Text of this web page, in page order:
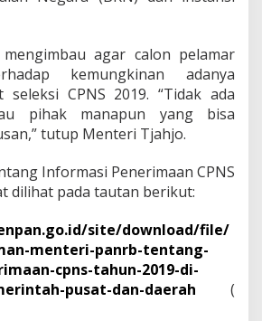
agar calon pelamar
kemungkinan adanya
CPNS 2019. “Tidak ada
pihak manapun yang bisa
tutup Menteri Tjahjo.
Informasi Penerimaan CPNS
dilihat pada tautan berikut:
site/download/file/
menteri-panrb-tentang-
cpns-tahun-2019-di-
pusat-dan-daerah (